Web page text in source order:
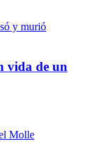
vida de un